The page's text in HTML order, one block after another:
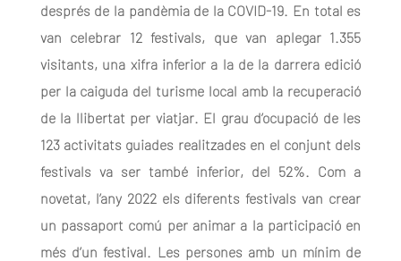
després de la pandèmia de la COVID-19. En total es
van celebrar 12 festivals, que van aplegar 1.355
visitants, una xifra inferior a la de la darrera edició
per la caiguda del turisme local amb la recuperació
de la llibertat per viatjar. El grau d’ocupació de les
123 activitats guiades realitzades en el conjunt dels
festivals va ser també inferior, del 52%. Com a
novetat, l’any 2022 els diferents festivals van crear
un passaport comú per animar a la participació en
més d’un festival. Les persones amb un mínim de